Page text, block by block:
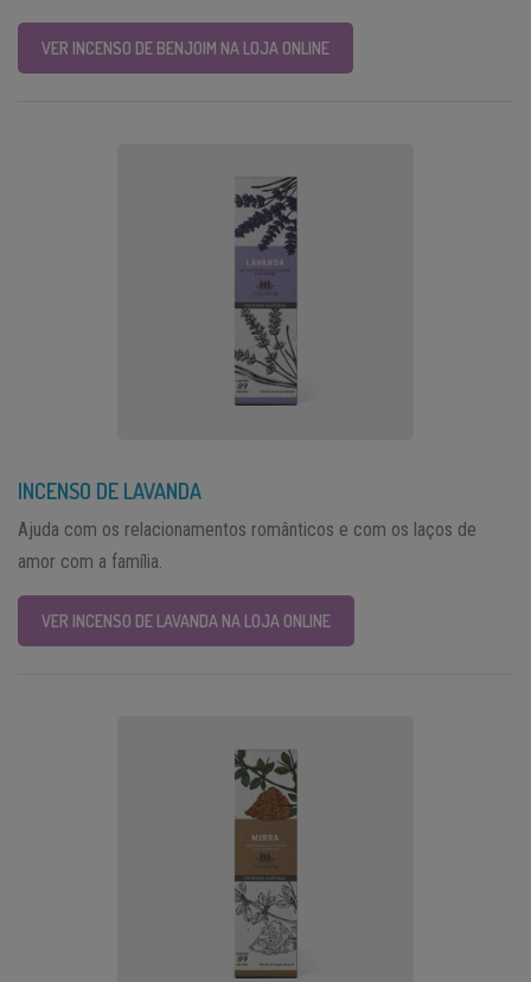
VER INCENSO DE BENJOIM NA LOJA ONLINE
INCENSO DE LAVANDA
Ajuda com os relacionamentos românticos e com os laços de
amor com a família.
VER INCENSO DE LAVANDA NA LOJA ONLINE